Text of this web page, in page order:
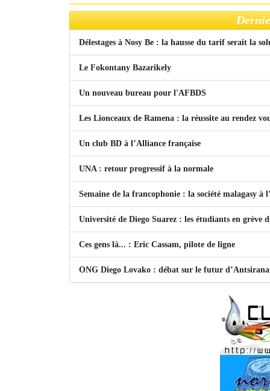
Délestages à Nosy Be : la hausse du tarif serait la
Le Fokontany Bazarikely
Un nouveau bureau pour l'AFBDS
Les Lionceaux de Ramena : la réussite au rendez
Un club BD à l’Alliance française
UNA : retour progressif à la normale
Semaine de la francophonie : la société malagasy à
Université de Diego Suarez : les étudiants en grève
Ces gens là... : Eric Cassam, pilote de ligne
ONG Diego Lovako : débat sur le futur